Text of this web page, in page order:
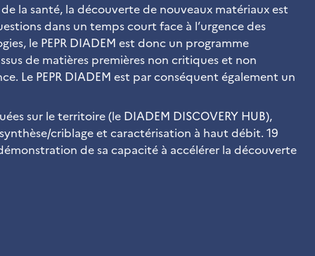
la santé, la découverte de nouveaux matériaux est
dans un temps court face à l’urgence des
le PEPR DIADEM est donc un programme
de matières premières non critiques et non
Le PEPR DIADEM est par conséquent également un
sur le territoire (le DIADEM DISCOVERY HUB),
criblage et caractérisation à haut débit. 19
de sa capacité à accélérer la découverte